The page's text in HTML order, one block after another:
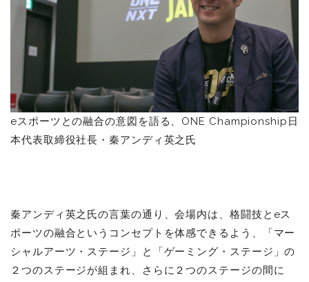
eスポーツとの融合の意図を語る、ONE Championship日
本代表取締役社長・秦アンディ英之氏
秦アンディ英之氏の言葉の通り、会場内は、格闘技とeス
ポーツの融合というコンセプトを体感できるよう、「マー
シャルアーツ・ステージ」と「ゲーミング・ステージ」の
２つのステージが組まれ、さらに２つのステージの間に